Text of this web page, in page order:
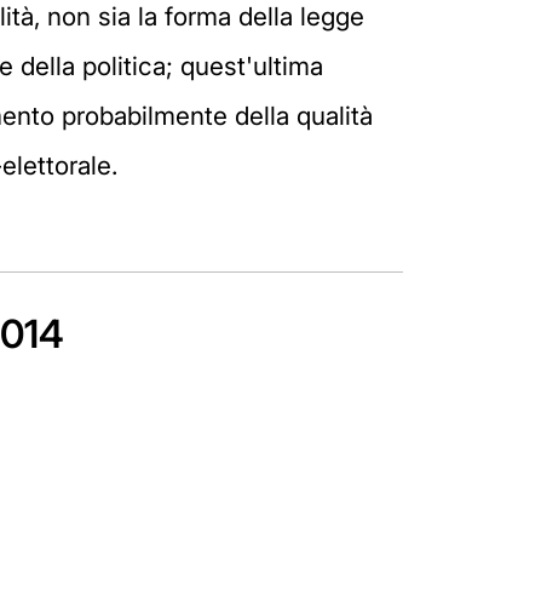
non sia la forma della legge
della politica; quest'ultima
probabilmente della qualità